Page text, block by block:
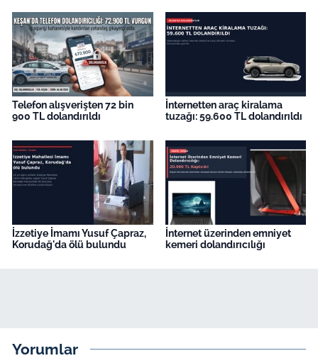
Telefon alışverişten 72 bin
900 TL dolandırıldı
İnternetten araç kiralama
tuzağı: 59.600 TL dolandırıldı
İzzetiye İmamı Yusuf Çapraz,
Korudağ'da ölü bulundu
İnternet üzerinden emniyet
kemeri dolandırıcılığı
Yorumlar